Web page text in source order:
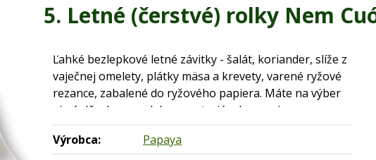
5. Letné (čerstvé) rolky Nem
Ľahké bezlepkové letné závitky - šalát, koriander, slíže z
vaječnej omelety, plátky mäsa a krevety, varené ryžové
rezance, zabalené do ryžového papiera. Máte na výber
aj náplň z lososa alebo vegetariánsku verziu.
Výrobca:
Papaya